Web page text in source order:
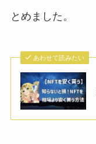
とめました。
あわせて読みたい